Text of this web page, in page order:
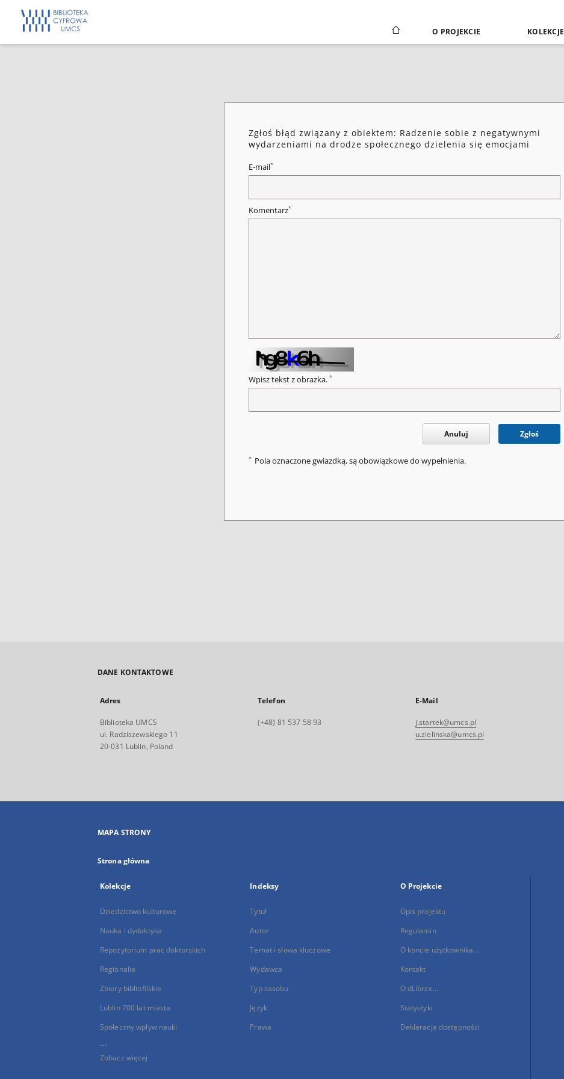
O PROJEKCIE KOLEKCJE
Zgłoś błąd związany z obiektem: Radzenie sobie z negatywnymi
wydarzeniami na drodze społecznego dzielenia się emocjami
E-mail*
Komentarz*
Wpisz tekst z obrazka. *
Anuluj Zgłoś
* Pola oznaczone gwiazdką, są obowiązkowe do wypełnienia.
DANE KONTAKTOWE
Adres
Biblioteka UMCS
ul. Radziszewskiego 11
20-031 Lublin, Poland
Telefon
(+48) 81 537 58 93
E-Mail
j.startek@umcs.pl
u.zielinska@umcs.pl
MAPA STRONY
Strona główna
Kolekcje
Dziedzictwo kulturowe
Nauka i dydaktyka
Repozytorium prac doktorskich
Regionalia
Zbiory bibliofilskie
Lublin 700 lat miasta
Społeczny wpływ nauki
...
Zobacz więcej
Indeksy
Tytuł
Autor
Temat i słowa kluczowe
Wydawca
Typ zasobu
Język
Prawa
O Projekcie
Opis projektu
Regulamin
O koncie użytkownika...
Kontakt
O dLibrze...
Statystyki
Deklaracja dostępności